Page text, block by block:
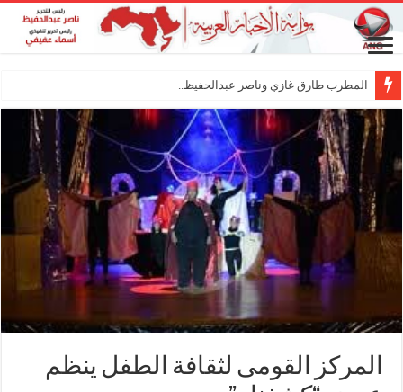
المطرب طارق غازي وناصر عبدالحفيظ.. شراكة فنية
المركز القومى لثقافة الطفل ينظم